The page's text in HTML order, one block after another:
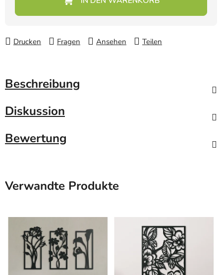
Drucken Fragen Ansehen Teilen
Beschreibung
Diskussion
Bewertung
Verwandte Produkte